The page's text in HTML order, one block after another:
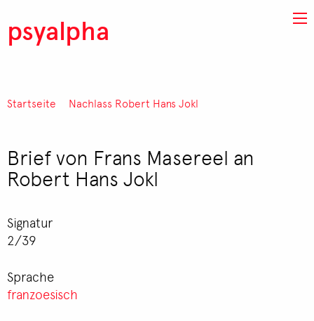
psyalpha
Pfadnavigation
Startseite Nachlass Robert Hans Jokl
Brief von Frans Masereel an
Robert Hans Jokl
Signatur
2/39
Sprache
franzoesisch